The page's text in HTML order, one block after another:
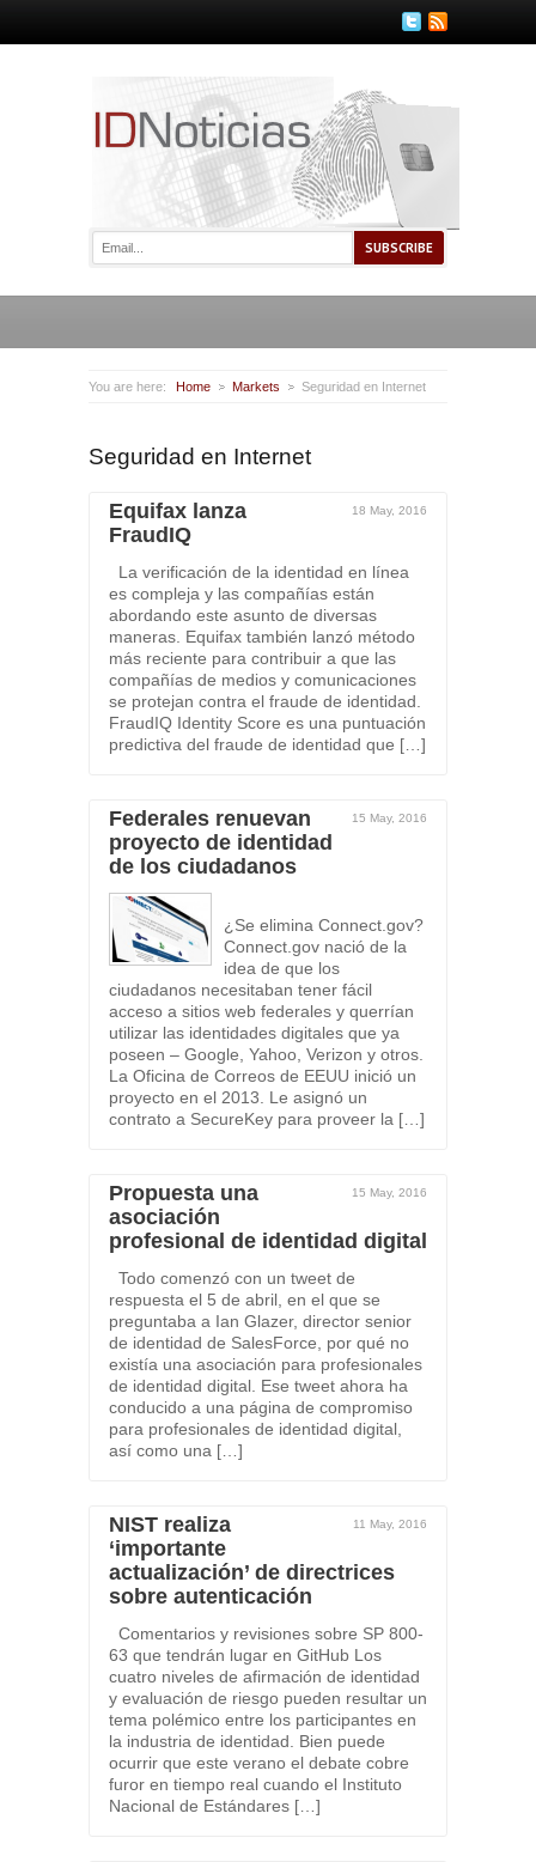
You are here: Home Markets Seguridad en Internet
Seguridad en Internet
18 May, 2016
Equifax lanza
FraudIQ
La verificación de la identidad en línea
es compleja y las compañías están
abordando este asunto de diversas
maneras. Equifax también lanzó método
más reciente para contribuir a que las
compañías de medios y comunicaciones
se protejan contra el fraude de identidad.
FraudIQ Identity Score es una puntuación
predictiva del fraude de identidad que […]
15 May, 2016
Federales renuevan
proyecto de identidad
de los ciudadanos
¿Se elimina Connect.gov?
Connect.gov nació de la
idea de que los
ciudadanos necesitaban tener fácil
acceso a sitios web federales y querrían
utilizar las identidades digitales que ya
poseen – Google, Yahoo, Verizon y otros.
La Oficina de Correos de EEUU inició un
proyecto en el 2013. Le asignó un
contrato a SecureKey para proveer la […]
15 May, 2016
Propuesta una
asociación
profesional de identidad digital
Todo comenzó con un tweet de
respuesta el 5 de abril, en el que se
preguntaba a Ian Glazer, director senior
de identidad de SalesForce, por qué no
existía una asociación para profesionales
de identidad digital. Ese tweet ahora ha
conducido a una página de compromiso
para profesionales de identidad digital,
así como una […]
11 May, 2016
NIST realiza
‘importante
actualización’ de directrices
sobre autenticación
Comentarios y revisiones sobre SP 800-
63 que tendrán lugar en GitHub Los
cuatro niveles de afirmación de identidad
y evaluación de riesgo pueden resultar un
tema polémico entre los participantes en
la industria de identidad. Bien puede
ocurrir que este verano el debate cobre
furor en tiempo real cuando el Instituto
Nacional de Estándares […]